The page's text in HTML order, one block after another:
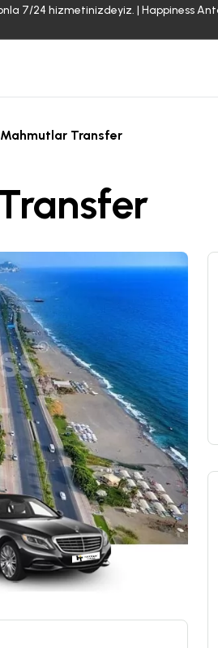
7/24 hizmetinizdeyiz. | Happiness
Transfer